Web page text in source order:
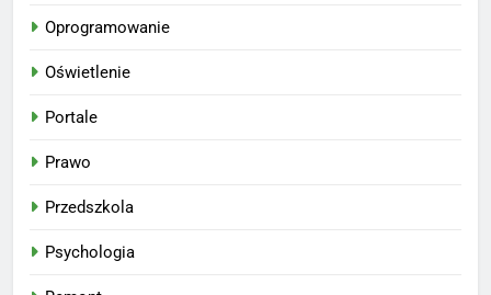
Oprogramowanie
Oświetlenie
Portale
Prawo
Przedszkola
Psychologia